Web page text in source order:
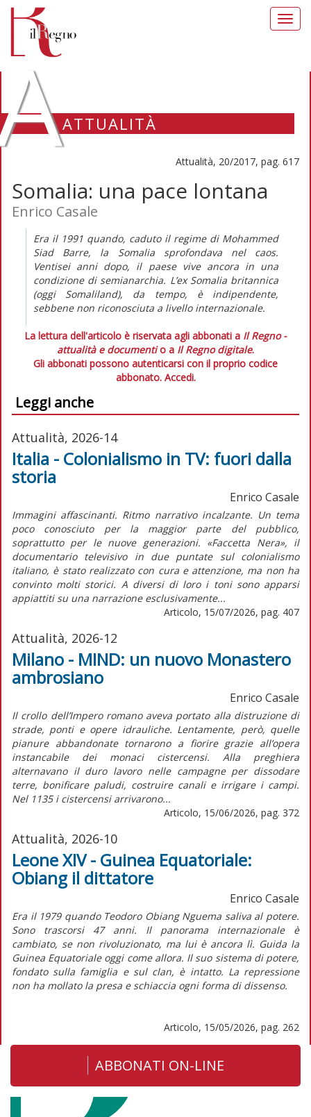
ATTUALITÀ
Attualità, 20/2017, pag. 617
Somalia: una pace lontana
Enrico Casale
Era il 1991 quando, caduto il regime di Mohammed
Siad Barre, la Somalia sprofondava nel caos.
Ventisei anni dopo, il paese vive ancora in una
condizione di semianarchia. L’ex Somalia britannica
(oggi Somaliland), da tempo, è indipendente,
sebbene non riconosciuta a livello internazionale.
La lettura dell'articolo è riservata agli abbonati a Il Regno -
attualità e documentio a Il Regno digitale.
Gli abbonati possono autenticarsi con il proprio codice
abbonato. Accedi.
Leggi anche
Attualità, 2026-14
Italia - Colonialismo in TV: fuori dalla
storia
Enrico Casale
Immagini affascinanti. Ritmo narrativo incalzante. Un tema
poco conosciuto per la maggior parte del pubblico,
soprattutto per le nuove generazioni. «Faccetta Nera», il
documentario televisivo in due puntate sul colonialismo
italiano, è stato realizzato con cura e attenzione, ma non ha
convinto molti storici. A diversi di loro i toni sono apparsi
appiattiti su una narrazione esclusivamente...
Articolo, 15/07/2026, pag. 407
Attualità, 2026-12
Milano - MIND: un nuovo Monastero
ambrosiano
Enrico Casale
Il crollo dell’Impero romano aveva portato alla distruzione di
strade, ponti e opere idrauliche. Lentamente, però, quelle
pianure abbandonate tornarono a fiorire grazie all’opera
instancabile dei monaci cistercensi. Alla preghiera
alternavano il duro lavoro nelle campagne per dissodare
terre, bonificare paludi, costruire canali e irrigare i campi.
Nel 1135 i cistercensi arrivarono...
Articolo, 15/06/2026, pag. 372
Attualità, 2026-10
Leone XIV - Guinea Equatoriale:
Obiang il dittatore
Enrico Casale
Era il 1979 quando Teodoro Obiang Nguema saliva al potere.
Sono trascorsi 47 anni. Il panorama internazionale è
cambiato, se non rivoluzionato, ma lui è ancora lì. Guida la
Guinea Equatoriale oggi come allora. Il suo sistema di potere,
fondato sulla famiglia e sul clan, è intatto. La repressione
non ha mollato la presa e schiaccia ogni forma di dissenso.
Articolo, 15/05/2026, pag. 262
ABBONATI ON-LINE